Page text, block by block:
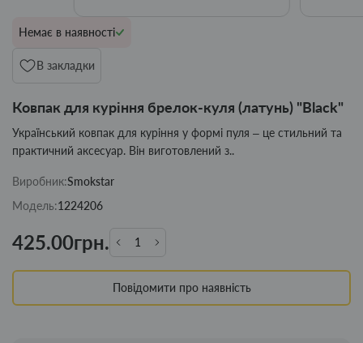
Немає в наявності
В закладки
Ковпак для куріння брелок-куля (латунь) "Black"
Український ковпак для куріння у формі пуля – це стильний та
практичний аксесуар. Він виготовлений з..
Виробник:Smokstar
Модель:1224206
425.00грн.
Повідомити про наявність